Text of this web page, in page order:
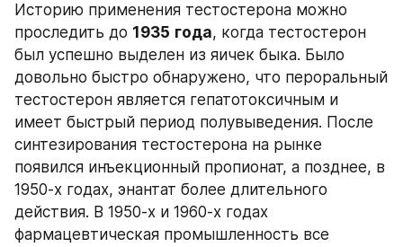
Историю применения тестостерона можно
проследить до 1935 года, когда тестостерон
был успешно выделен из яичек быка. Было
довольно быстро обнаружено, что пероральный
тестостерон является гепатотоксичным и
имеет быстрый период полувыведения. После
синтезирования тестостерона на рынке
появился инъекционный пропионат, а позднее, в
1950-х годах, энантат более длительного
действия. В 1950-х и 1960-х годах
фармацевтическая промышленность все